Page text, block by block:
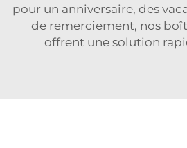
pour un anniversaire, des
de remerciement, nos
offrent une solution